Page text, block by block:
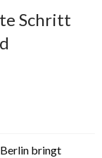
Schritt
Berlin bringt